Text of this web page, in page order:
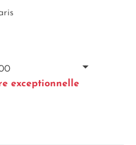
exceptionnelle